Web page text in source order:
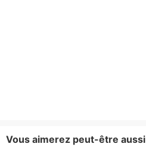
Vous aimerez peut-être aussi